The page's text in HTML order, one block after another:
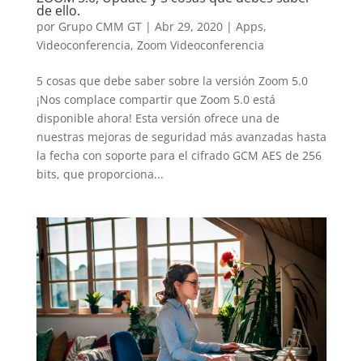
de ello.
por Grupo CMM GT| Abr 29, 2020| Apps,
Videoconferencia, Zoom Videoconferencia
5 cosas que debe saber sobre la versión Zoom 5.0
¡Nos complace compartir que Zoom 5.0 está
disponible ahora! Esta versión ofrece una de
nuestras mejoras de seguridad más avanzadas hasta
la fecha con soporte para el cifrado GCM AES de 256
bits, que proporciona...